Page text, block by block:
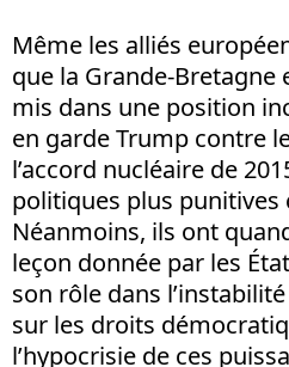
Même les alliés
que la Grande-Bretagne
mis dans une position
en garde Trump contre
l’accord nucléaire de
politiques plus punitives
Néanmoins, ils ont
leçon donnée par les
son rôle dans
sur les droits
l’hypocrisie de ces